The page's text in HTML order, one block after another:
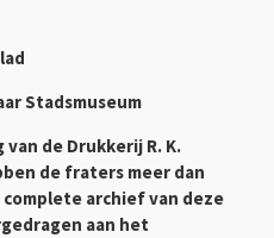
Stadsmuseum
van de Drukkerij R. K.
de fraters meer dan
archief van deze
aan het